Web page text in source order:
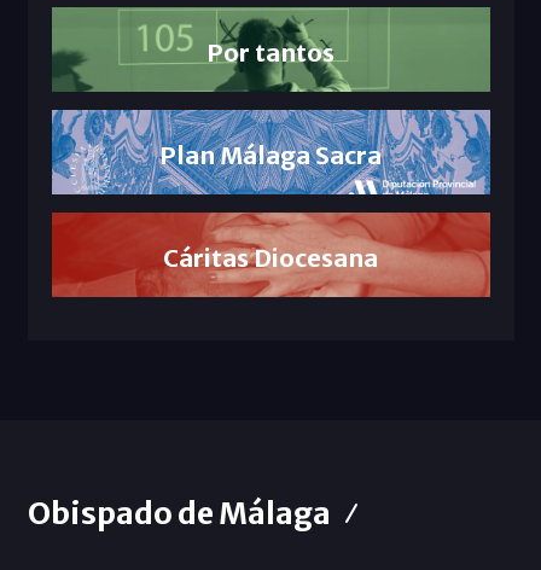
Por tantos
Plan Málaga Sacra
Cáritas Diocesana
Obispado de Málaga